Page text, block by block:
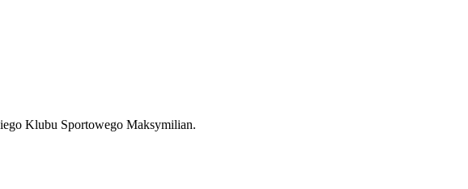
Klubu Sportowego Maksymilian.